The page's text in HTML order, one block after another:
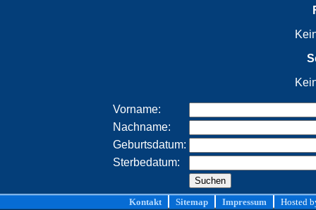
Vorname:
Nachname:
Geburtsdatum:
Sterbedatum:
Kontakt Sitemap Impressum Hosted